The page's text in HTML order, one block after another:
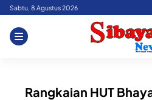
Skip
content
Sabtu, 8 Agustus 2026
Rangkaian HUT